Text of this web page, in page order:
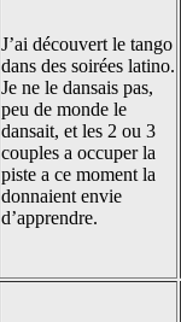
J’ai découvert le tango
dans des soirées latino.
Je ne le dansais pas,
peu de monde le
dansait, et les 2 ou 3
couples a occuper la
piste a ce moment la
donnaient envie
d’apprendre.